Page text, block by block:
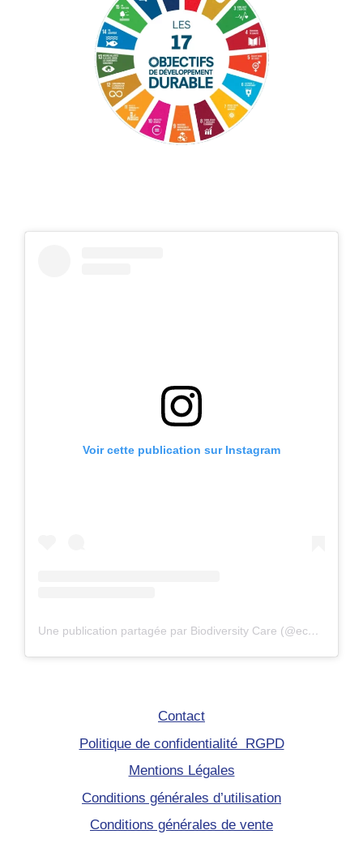
Voir cette publication sur Instagram
Une publication partagée par Biodiversity Care (@eco.volontaire)
Contact
Politique de confidentialité RGPD
Mentions Légales
Conditions générales d’utilisation
Conditions générales de vente